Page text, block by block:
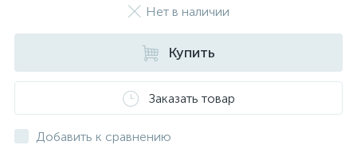
Нет в наличии
Купить
Заказать товар
Добавить к сравнению